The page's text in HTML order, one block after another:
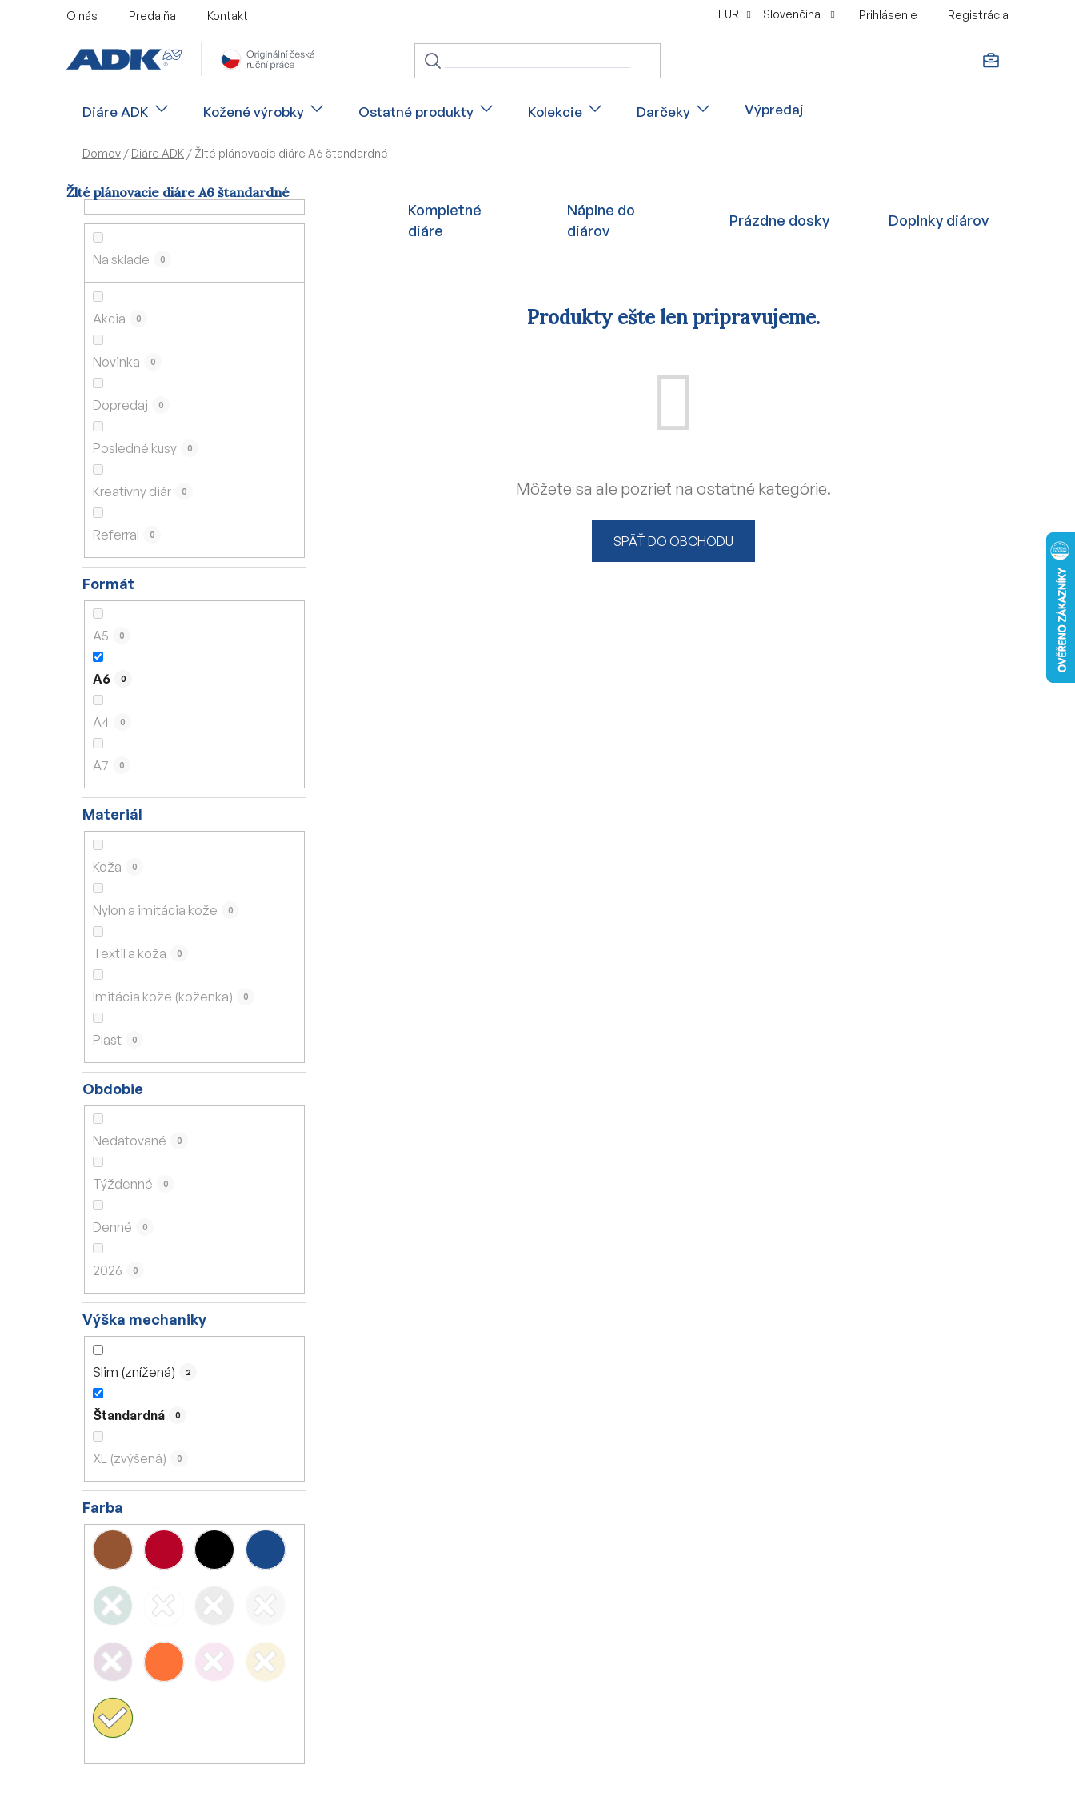
O nás Predajňa Kontakt EUR Slovenčina Prihlásenie Registrácia
Diáre ADK Kožené výrobky Ostatné produkty Kolekcie Darčeky Výpredaj
Domov / Diáre ADK / Žlté plánovacie diáre A6 štandardné
Žlté plánovacie diáre A6 štandardné
Na sklade 0
Akcia 0
Novinka 0
Dopredaj 0
Posledné kusy 0
Kreatívny diár 0
Referral 0
Formát
A5 0
A6 0
A4 0
A7 0
Materiál
Koža 0
Nylon a imitácia kože 0
Textil a koža 0
Imitácia kože (koženka) 0
Plast 0
Obdobie
Nedatované 0
Týždenné 0
Denné 0
2026 0
Výška mechaniky
Slim (znížená) 2
Štandardná 0
XL (zvýšená) 0
Farba
Kompletné
diáre
Náplne do
diárov
Prázdne dosky Doplnky diárov
Produkty ešte len pripravujeme.
Môžete sa ale pozrieť na ostatné kategórie.
SPÄŤ DO OBCHODU